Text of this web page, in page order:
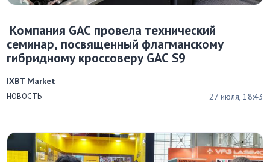
Компания GAC провела технический
семинар, посвященный флагманскому
гибридному кроссоверу GAC S9
НОВОСТЬ 27 июля, 18:43
IXBT Market